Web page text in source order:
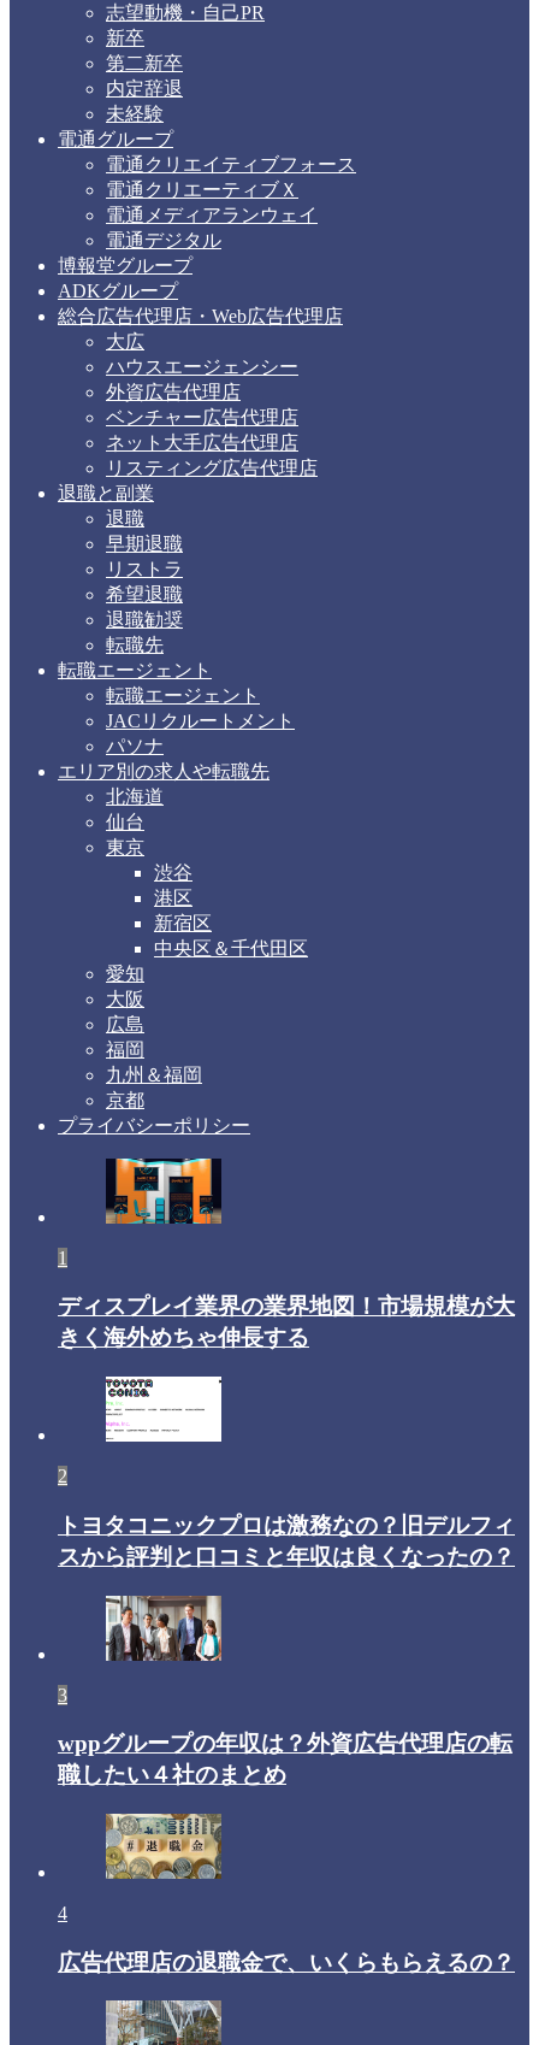
志望動機・自己PR
新卒
第二新卒
内定辞退
未経験
電通グループ
電通クリエイティブフォース
電通クリエーティブＸ
電通メディアランウェイ
電通デジタル
博報堂グループ
ADKグループ
総合広告代理店・Web広告代理店
大広
ハウスエージェンシー
外資広告代理店
ベンチャー広告代理店
ネット大手広告代理店
リスティング広告代理店
退職と副業
退職
早期退職
リストラ
希望退職
退職勧奨
転職先
転職エージェント
転職エージェント
JACリクルートメント
パソナ
エリア別の求人や転職先
北海道
仙台
東京
渋谷
港区
新宿区
中央区＆千代田区
愛知
大阪
広島
福岡
九州＆福岡
京都
プライバシーポリシー
1
ディスプレイ業界の業界地図！市場規模が大
きく海外めちゃ伸長する
2
トヨタコニックプロは激務なの？旧デルフィ
スから評判と口コミと年収は良くなったの？
3
wppグループの年収は？外資広告代理店の転
職したい４社のまとめ
4
広告代理店の退職金で、いくらもらえるの？